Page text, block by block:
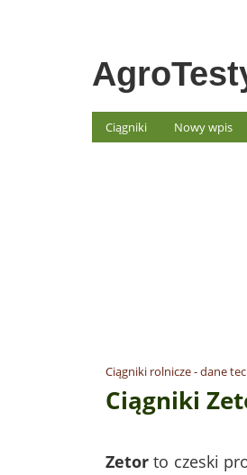
Ciągniki Nowy wpis
Ciągniki rolnicze - dane
Ciągniki
Zetor to czeski